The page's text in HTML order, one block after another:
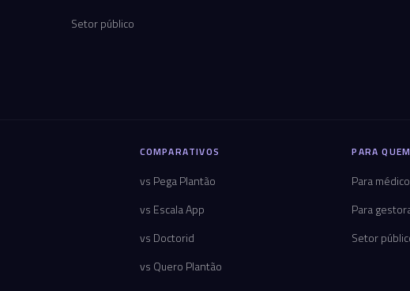
Setor público
COMPARATIVOS
vs Pega Plantão
vs Escala App
vs Doctorid
vs Quero Plantão
PARA
Para
Para
Setor